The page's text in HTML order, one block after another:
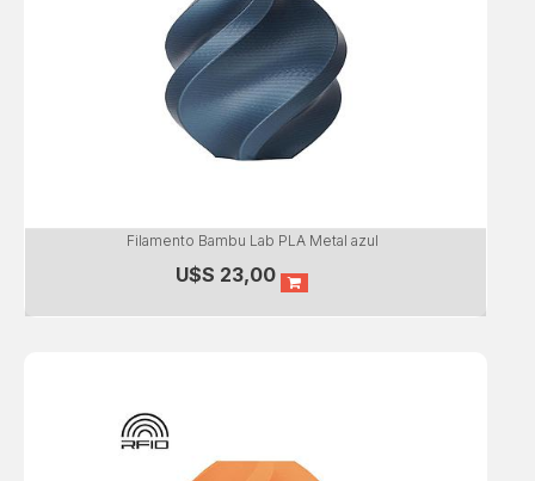
Filamento Bambu Lab PLA Metal azul
U$S 23,00